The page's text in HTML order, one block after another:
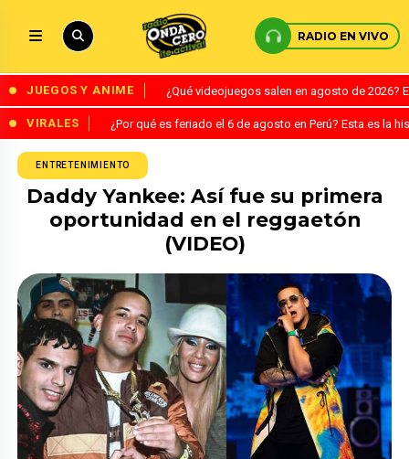
RADIO EN VIVO
JUEGOS Y ANIME ¿Qué videojuegos salen en agosto de
VIRALES ¿Por qué es feriado el 6 de agosto en Perú? Esta es la
ENTRETENIMIENTO
Daddy Yankee: Así fue su primera
oportunidad en el reggaetón
(VIDEO)